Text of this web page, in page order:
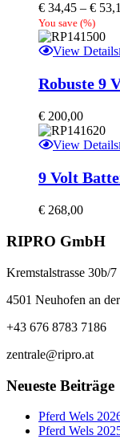
€ 34,45 – €
You save (%)
View Details
Robuste 9
€ 200,00
View Details
9 Volt
€ 268,00
RIPRO GmbH
Kremstalstrasse 30b/7
4501 Neuhofen an
+43 676 8783 7186
zentrale@ripro.at
Neueste Beiträge
Pferd Wels
Pferd Wels